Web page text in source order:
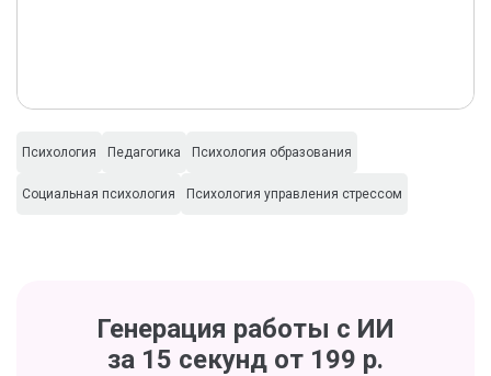
Психология Педагогика Психология образования
Социальная психология Психология управления стрессом
Генерация работы с ИИ
за 15 секунд от 199 р.